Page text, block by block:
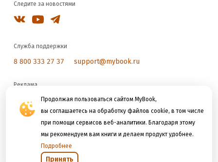
Продолжая пользоваться сайтом MyBook,
вы соглашаетесь на обработку файлов cookie, в том числе
при помощи сервисов веб-аналитики. Благодаря этому
мы рекомендуем вам книги и делаем продукт удобнее.
Подробнее
Принять
Следите за новостями
Служба поддержки
8 800 333 27 37 support@mybook.ru
Реклама
reklama@litres.ru
Мы принимаем к оплате